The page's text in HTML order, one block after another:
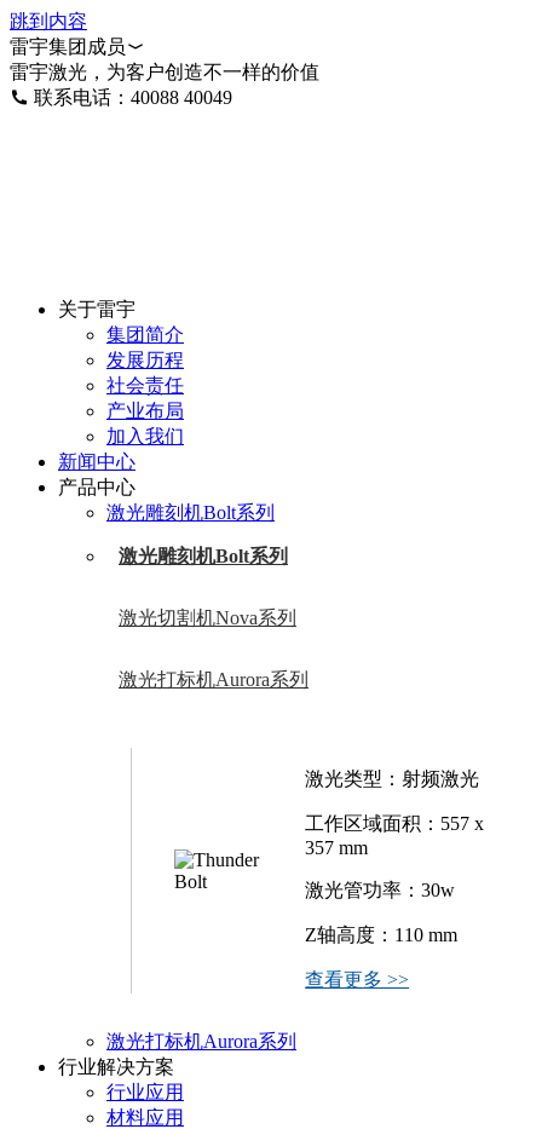
跳到内容
雷宇集团成员
雷宇激光，为客户创造不一样的价值
联系电话：40088 40049
关于雷宇
集团简介
发展历程
社会责任
产业布局
加入我们
新闻中心
产品中心
激光雕刻机Bolt系列
激光雕刻机Bolt系列
激光切割机Nova系列
激光打标机Aurora系列
激光类型：射频激光
工作区域面积：557 x
357 mm
激光管功率：30w
Z轴高度：110 mm
查看更多 >>
激光打标机Aurora系列
行业解决方案
行业应用
材料应用